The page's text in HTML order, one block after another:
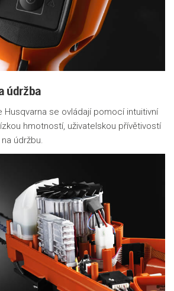
údržba
Husqvarna se ovládají pomocí intuitivní
hmotností, uživatelskou přívětivostí
údržbu.